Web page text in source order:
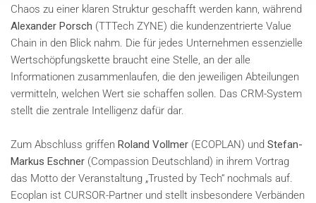
Chaos zu einer klaren Struktur geschafft werden kann, während
Alexander Porsch (TTTech ZYNE) die kundenzentrierte Value
Chain in den Blick nahm. Die für jedes Unternehmen essenzielle
Wertschöpfungskette braucht eine Stelle, an der alle
Informationen zusammenlaufen, die den jeweiligen Abteilungen
vermitteln, welchen Wert sie schaffen sollen. Das CRM-System
stellt die zentrale Intelligenz dafür dar.
Zum Abschluss griffen Roland Vollmer (ECOPLAN) und Stefan-
Markus Eschner (Compassion Deutschland) in ihrem Vortrag
das Motto der Veranstaltung „Trusted by Tech“ nochmals auf.
Ecoplan ist CURSOR-Partner und stellt insbesondere Verbänden